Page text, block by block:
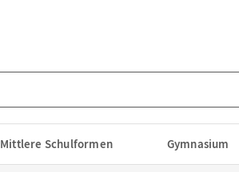
Mittlere Schulformen Gymnasium